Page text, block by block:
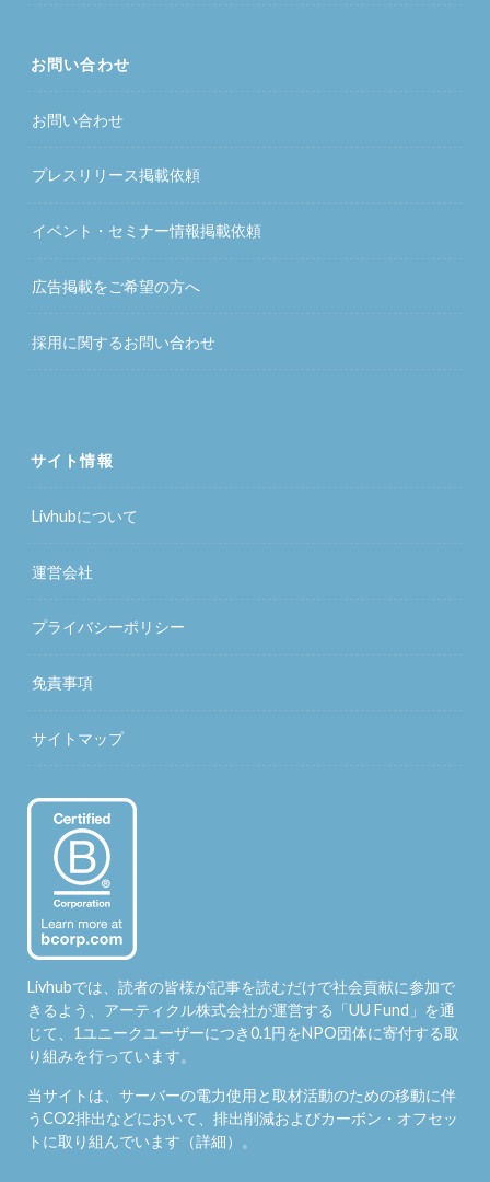
お問い合わせ
お問い合わせ
プレスリリース掲載依頼
イベント・セミナー情報掲載依頼
広告掲載をご希望の方へ
採用に関するお問い合わせ
サイト情報
Livhubについて
運営会社
プライバシーポリシー
免責事項
サイトマップ
Livhubでは、読者の皆様が記事を読むだけで社会貢献に参加で
きるよう、アーティクル株式会社が運営する「UU Fund 」を通
じて、1ユニークユーザーにつき0.1円をNPO団体に寄付する取
り組みを行っています。
当サイトは、サーバーの電力使用と取材活動のための移動に伴
うCO2排出などにおいて、排出削減およびカーボン・オフセッ
トに取り組んでいます（詳細）。